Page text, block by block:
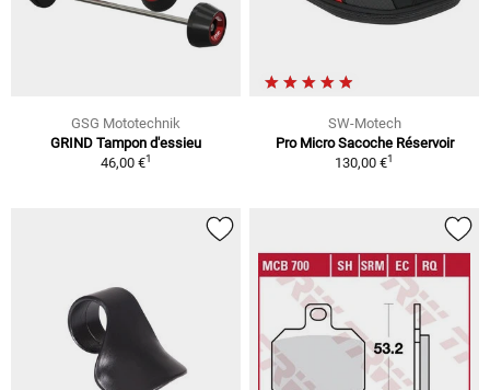
GSG Mototechnik
GRIND Tampon d'essieu
46,00 €1
SW-Motech
Pro Micro Sacoche Réservoir
130,00 €1